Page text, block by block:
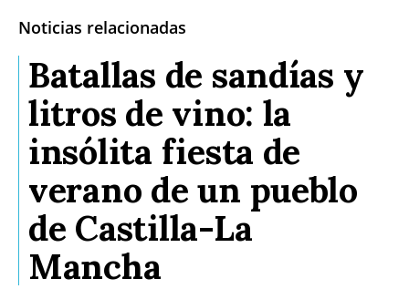
Noticias relacionadas
Batallas de sandías y
litros de vino: la
insólita fiesta de
verano de un pueblo
de Castilla-La
Mancha